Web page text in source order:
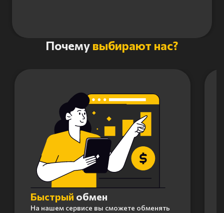
Почему выбирают нас?
Быстрый обмен
На нашем сервисе вы сможете обменять